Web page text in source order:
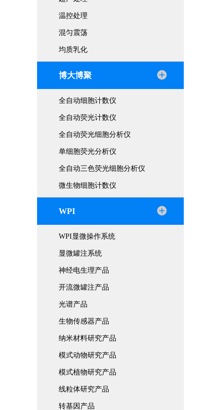
温控处理
混匀震荡
均质乳化
博大博聚
全自动细胞计数仪
全自动荧光计数仪
全自动荧光细胞分析仪
单细胞荧光分析仪
全自动三色荧光细胞分析仪
微生物细胞计数仪
WPI
WPI显微操作系统
显微罐注系统
神经电生理产品
开流微罐注产品
光谱产品
生物传感器产品
纳米材料研究产品
模式动物研究产品
模式植物研究产品
线粒体研究产品
转基因产品